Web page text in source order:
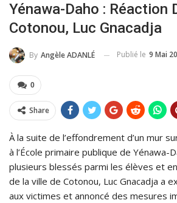
Yénawa-Daho : Réaction
Cotonou, Luc Gnacadja
By Angèle ADANLÉ Publié le 9 Mai
0
Share
À la suite de l’effondrement d’un mur
à l’École primaire publique de Yénawa-
plusieurs blessés parmi les élèves et
de la ville de Cotonou, Luc Gnacadja a
aux victimes et annoncé des mesures